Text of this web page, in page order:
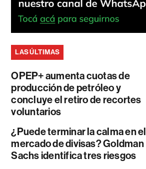
LAS ÚLTIMAS
OPEP+ aumenta cuotas de
producción de petróleo y
concluye el retiro de recortes
voluntarios
¿Puede terminar la calma en el
mercado de divisas? Goldman
Sachs identifica tres riesgos